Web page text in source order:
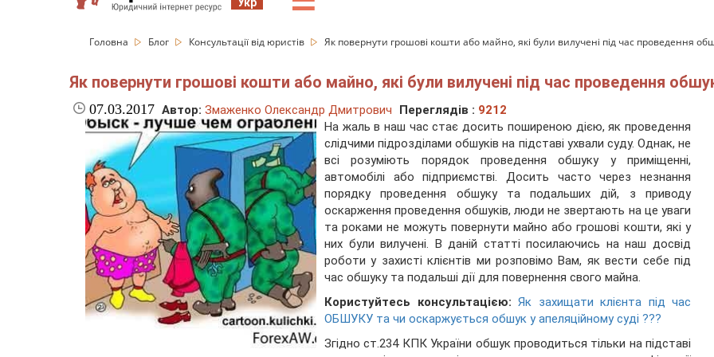
Головна Блог Консультації від юристів Як повернути грошові кошти або майно, які були вилучені під час проведення
Як повернути грошові кошти або майно, які були вилучені під час проведення
07.03.2017 Автор: Змаженко Олександр Дмитрович Переглядів : 9212
На жаль в наш час стає досить поширеною дією, як проведення
слідчими підрозділами обшуків на підставі ухвали суду. Однак, не
всі розуміють порядок проведення обшуку у приміщенні,
автомобілі або підприємстві. Досить часто через незнання
порядку проведення обшуку та подальших дій, з приводу
оскарження проведення обшуків, люди не звертають на це уваги
та роками не можуть повернути майно або грошові кошти, які у
них були вилучені. В даній статті посилаючись на наш досвід
роботи у захисті клієнтів ми розповімо Вам, як вести себе під
час обшуку та подальші дії для повернення свого майна.
Користуйтесь консультацією: Як захищати клієнта під час
ОБШУКУ та чи оскаржується обшук у апеляційному суді ???
Згідно ст.234 КПК України обшук проводиться тільки на підставі